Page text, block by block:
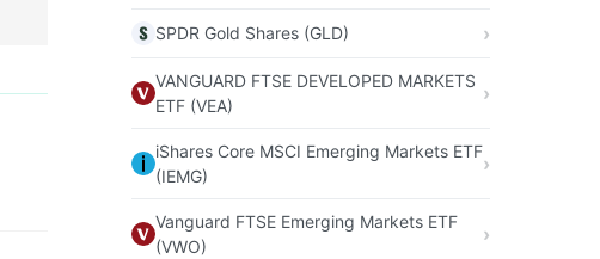
SPDR Gold Shares (GLD)
VANGUARD FTSE DEVELOPED MARKETS
ETF (VEA)
iShares Core MSCI Emerging Markets ETF
(IEMG)
Vanguard FTSE Emerging Markets ETF
(VWO)